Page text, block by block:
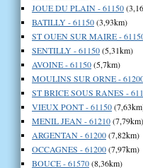
JOUE DU PLAIN - 61150
BATILLY - 61150(3,93km)
ST OUEN SUR MAIRE -
SENTILLY - 61150(5,31km)
AVOINE - 61150(5,7km)
MOULINS SUR ORNE -
ST BRICE SOUS RANES -
VIEUX PONT - 61150
MENIL JEAN - 61210(7,79km)
ARGENTAN - 61200(7,82km)
OCCAGNES - 61200(7,97km)
BOUCE - 61570(8,36km)